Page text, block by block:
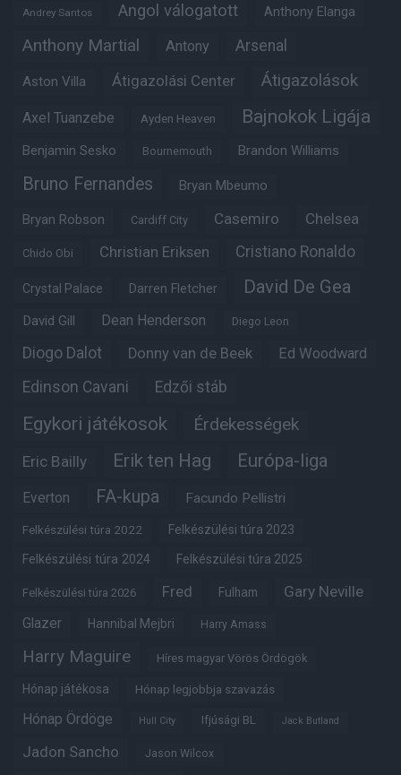
Andrey Santos Angol válogatott Anthony Elanga
Anthony Martial Antony Arsenal
Aston Villa Átigazolási Center Átigazolások
Axel Tuanzebe Ayden Heaven Bajnokok Ligája
Benjamin Sesko Bournemouth Brandon Williams
Bruno Fernandes Bryan Mbeumo
Bryan Robson Cardiff City Casemiro Chelsea
Chido Obi Christian Eriksen Cristiano Ronaldo
Crystal Palace Darren Fletcher David De Gea
David Gill Dean Henderson Diego Leon
Diogo Dalot Donny van de Beek Ed Woodward
Edinson Cavani Edzői stáb
Egykori játékosok Érdekességek
Eric Bailly Erik ten Hag Európa-liga
Everton FA-kupa Facundo Pellistri
Felkészülési túra 2022 Felkészülési túra 2023
Felkészülési túra 2024 Felkészülési túra 2025
Felkészülési túra 2026 Fred Fulham Gary Neville
Glazer Hannibal Mejbri Harry Amass
Harry Maguire Híres magyar Vörös Ördögök
Hónap játékosa Hónap legjobbja szavazás
Hónap Ördöge Hull City Ifjúsági BL Jack Butland
Jadon Sancho Jason Wilcox